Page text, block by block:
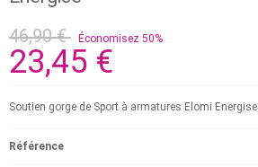
46,90 € Économisez 50%
23,45 €
Soutien gorge de Sport à armatures Elomi Energise
Référence